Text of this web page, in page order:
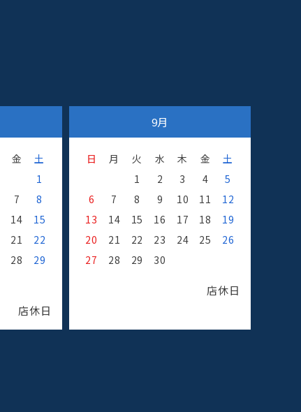
金
土
1
7
8
14
15
21
22
28
29
店休日
9月
日 月 火 水 木 金
土
1
2 3 4
5
6
7 8 9 10 11
12
13
14 15 16 17 18
19
20
21 22 23 24 25
26
27
28 29 30
店休日